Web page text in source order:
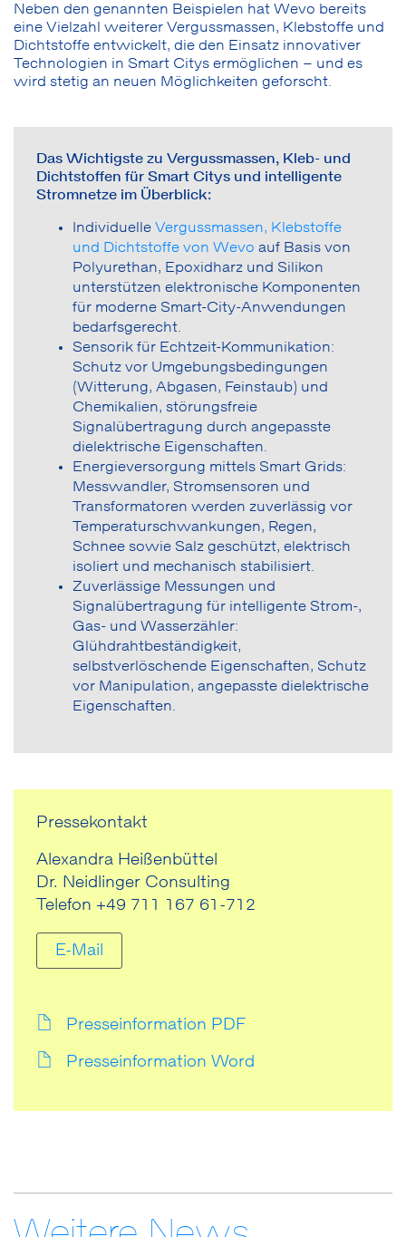
Neben den genannten Beispielen hat Wevo bereits
eine Vielzahl weiterer Vergussmassen, Klebstoffe und
Dichtstoffe entwickelt, die den Einsatz innovativer
Technologien in Smart Citys ermöglichen – und es
wird stetig an neuen Möglichkeiten geforscht.
Das Wichtigste zu Vergussmassen, Kleb- und
Dichtstoffen für Smart Citys und intelligente
Stromnetze im Überblick:
Individuelle Vergussmassen, Klebstoffe
und Dichtstoffe von Wevo auf Basis von
Polyurethan, Epoxidharz und Silikon
unterstützen elektronische Komponenten
für moderne Smart-City-Anwendungen
bedarfsgerecht.
Sensorik für Echtzeit-Kommunikation:
Schutz vor Umgebungsbedingungen
(Witterung, Abgasen, Feinstaub) und
Chemikalien, störungsfreie
Signalübertragung durch angepasste
dielektrische Eigenschaften.
Energieversorgung mittels Smart Grids:
Messwandler, Stromsensoren und
Transformatoren werden zuverlässig vor
Temperaturschwankungen, Regen,
Schnee sowie Salz geschützt, elektrisch
isoliert und mechanisch stabilisiert.
Zuverlässige Messungen und
Signalübertragung für intelligente Strom-,
Gas- und Wasserzähler:
Glühdrahtbeständigkeit,
selbstverlöschende Eigenschaften, Schutz
vor Manipulation, angepasste dielektrische
Eigenschaften.
Pressekontakt
Alexandra Heißenbüttel
Dr. Neidlinger Consulting
Telefon +49 711 167 61-712
E-Mail
Presseinformation PDF
Presseinformation Word